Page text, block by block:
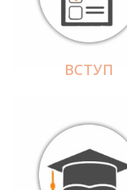
ВСТУП